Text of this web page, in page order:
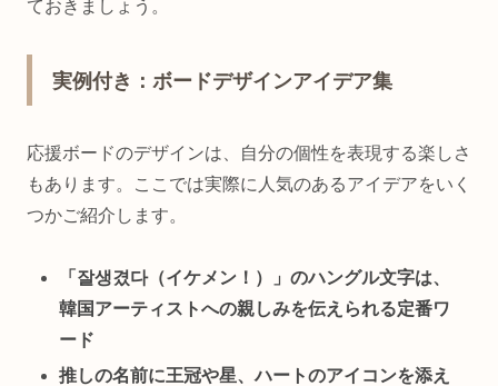
ておきましょう。
実例付き：ボードデザインアイデア集
応援ボードのデザインは、自分の個性を表現する楽しさ
もあります。ここでは実際に人気のあるアイデアをいく
つかご紹介します。
「잘생겼다（イケメン！）」のハングル文字は、
韓国アーティストへの親しみを伝えられる定番ワ
ード
推しの名前に王冠や星、ハートのアイコンを添え